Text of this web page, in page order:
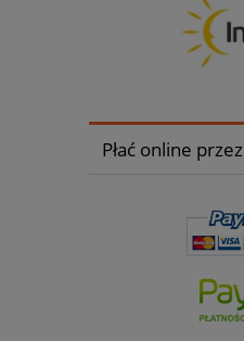
Płać online przez